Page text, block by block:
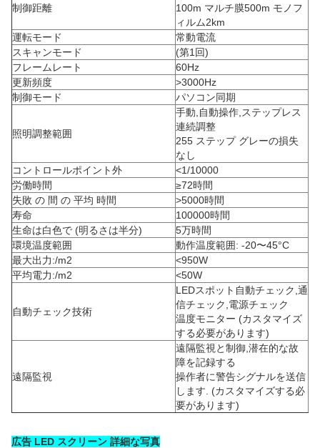
制御距離
100m マルチ膜500m モノフ
ィルム2km
運転モード
常動電流
スキャンモード
(第1回)
フレームレート
60Hz
更新頻度
>3000Hz
制御モード
パソコン同期
照明調整範囲
手動,自動操作,ステップレス
連続調整
255 ステップ グレーの損失
なし
コントロールポイント外
<1/10000
労働時間
≥72時間
失敗 の 間 の 平均 時間
>5000時間
寿命
100000時間
生命は白色で (明るさは半分)
5万時間
環境温度範囲
動作温度範囲: -20〜45°C
最大出力:/m2
<950W
平均電力:/m2
<50W
自動チェック技術
LEDスポット自動チェック,通
信チェック,電源チェック
温度モニター (カスタマイズ
する必要があります)
遠隔監視
遠隔監視と制御,潜在的な故
障を記録する
操作者に警告シグナルを送信
します. (カスタマイズする必
要があります)
広告 LED スクリーン 詳細な写真